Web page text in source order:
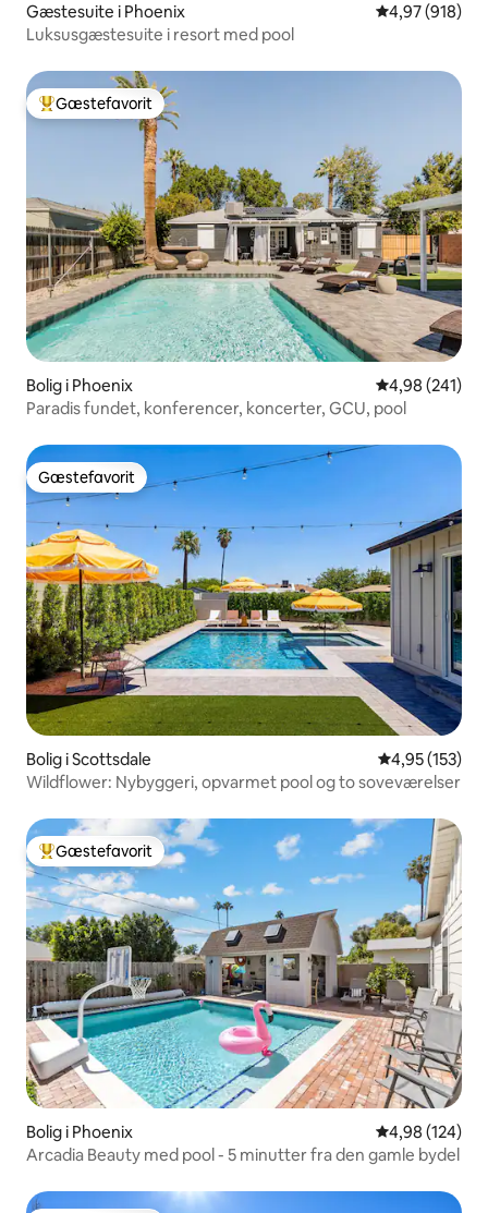
Gæstesuite i Phoenix 4,97 ud af 5 i
4,97 (918)
Luksusgæstesuite i resort med pool
Bedste gæstefavorit
Gæstefavorit
Bolig i Phoenix 4,98 ud af 5 i
4,98 (241)
Paradis fundet, konferencer, koncerter, GCU, pool
Gæstefavorit
Gæstefavorit
Bolig i Scottsdale 4,95 ud af 5 i
4,95 (153)
Wildflower: Nybyggeri, opvarmet pool og to soveværelser
Bedste gæstefavorit
Gæstefavorit
Bolig i Phoenix 4,98 ud af 5 i
4,98 (124)
Arcadia Beauty med pool - 5 minutter fra den gamle bydel